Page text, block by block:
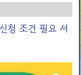
청 조건 필요 서